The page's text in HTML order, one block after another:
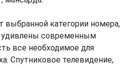
выбранной категории номера,
удивлены современным
все необходимое для
Спутниковое телевидение,